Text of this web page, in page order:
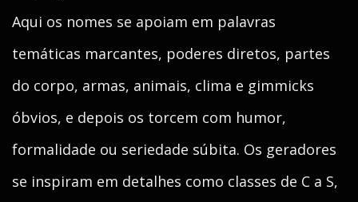
Aqui os nomes se apoiam em palavras
temáticas marcantes, poderes diretos, partes
do corpo, armas, animais, clima e gimmicks
óbvios, e depois os torcem com humor,
formalidade ou seriedade súbita. Os geradores
se inspiram em detalhes como classes de C a S,